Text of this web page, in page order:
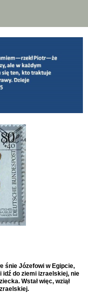
śnie Józefowi w Egipcie,
idź do ziemi izraelskiej, nie
Wstał więc, wziął